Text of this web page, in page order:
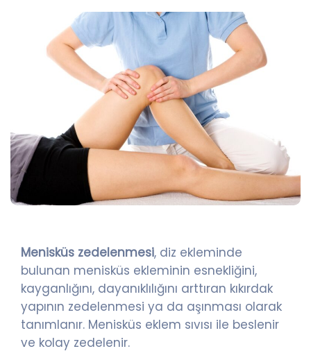
Menisküs zedelenmesi, diz ekleminde
bulunan menisküs ekleminin esnekliğini,
kayganlığını, dayanıklılığını arttıran kıkırdak
yapının zedelenmesi ya da aşınması olarak
tanımlanır. Menisküs eklem sıvısı ile beslenir
ve kolay zedelenir.